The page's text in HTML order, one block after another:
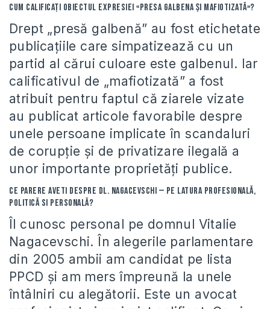
Cum calificați obiectul expresiei «presa galbena și mafiotizată»?
Drept „presă galbenă” au fost etichetate
publicaţiile care simpatizează cu un
partid al cărui culoare este galbenul. Iar
calificativul de „mafiotizată” a fost
atribuit pentru faptul că ziarele vizate
au publicat articole favorabile despre
unele persoane implicate în scandaluri
de corupţie şi de privatizare ilegală a
unor importante proprietăţi publice.
Ce parere aveti despre dl. Nagacevschi — pe latura profesională,
politică si personală?
Îl cunosc personal pe domnul Vitalie
Nagacevschi. În alegerile parlamentare
din 2005 ambii am candidat pe lista
PPCD şi am mers împreună la unele
întâlniri cu alegătorii. Este un avocat